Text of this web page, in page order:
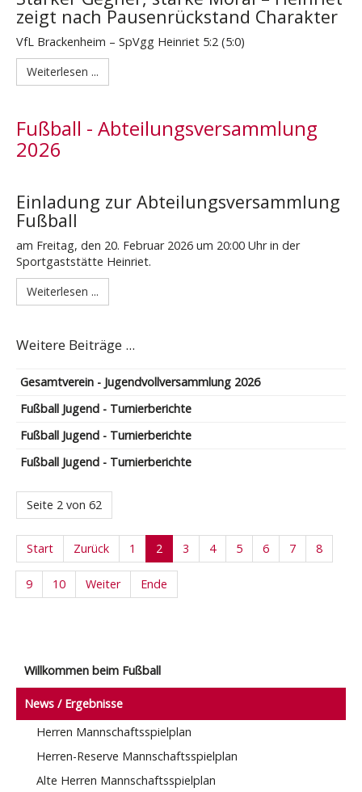
zeigt nach Pausenrückstand Charakter
VfL Brackenheim – SpVgg Heinriet 5:2 (5:0)
Weiterlesen ...
Fußball - Abteilungsversammlung
2026
Einladung zur Abteilungsversammlung
Fußball
am Freitag, den 20. Februar 2026 um 20:00 Uhr in der
Sportgaststätte Heinriet.
Weiterlesen ...
Weitere Beiträge ...
Gesamtverein - Jugendvollversammlung 2026
Fußball Jugend - Turnierberichte
Fußball Jugend - Turnierberichte
Fußball Jugend - Turnierberichte
Seite 2 von 62
Start Zurück 1 2 3 4 5 6 7 8
9 10 Weiter Ende
Willkommen beim Fußball
News / Ergebnisse
Herren Mannschaftsspielplan
Herren-Reserve Mannschaftsspielplan
Alte Herren Mannschaftsspielplan